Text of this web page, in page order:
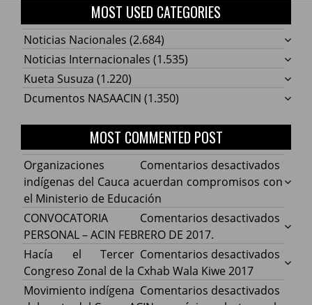
MOST USED CATEGORIES
Noticias Nacionales (2.684)
Noticias Internacionales (1.535)
Kueta Susuza (1.220)
Dcumentos NASAACIN (1.350)
MOST COMMENTED POST
Comentarios desactivados
Cauca
con
Organizaciones
indígenas del Cauca acuerdan compromisos con
el Ministerio de Educación
Comentarios desactivados
ACIN
CONVOCATORIA
PERSONAL – ACIN FEBRERO DE 2017.
Comentarios desactivados
Hacía
Hacía el Tercer
Congreso Zonal de la Cxhab Wala Kiwe 2017
Comentarios desactivados
Movimiento indígena